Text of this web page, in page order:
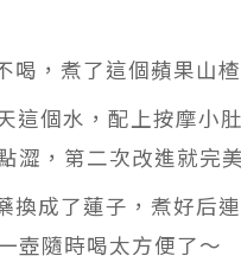
，煮了這個蘋果山
這個水，配上按摩小
澀，第二次改進就完美
成了蓮子，煮好后
壺隨時喝太方便了～